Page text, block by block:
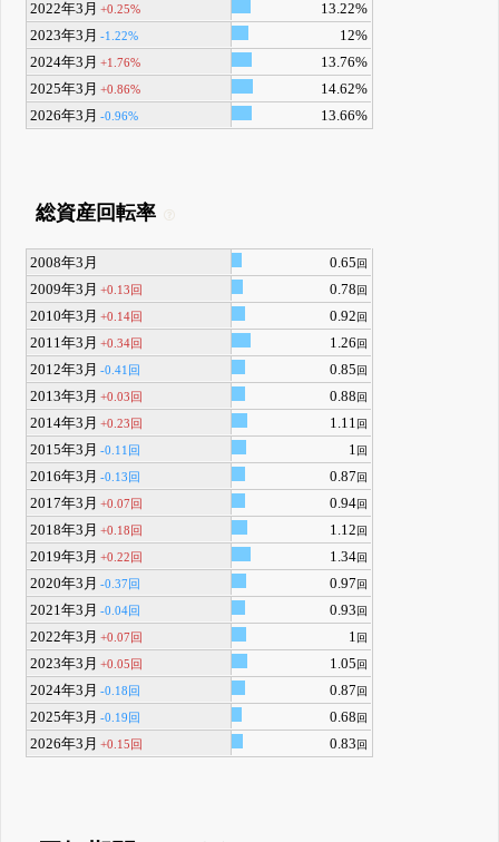
2022年3月 +0.25%
13.22%
2023年3月 -1.22%
12%
2024年3月 +1.76%
13.76%
2025年3月 +0.86%
14.62%
2026年3月 -0.96% 13.66%
総資産回転率
2008年3月 0.65回
2009年3月 +0.13回 0.78回
2010年3月 +0.14回 0.92回
2011年3月 +0.34回 1.26回
2012年3月 -0.41回 0.85回
2013年3月 +0.03回 0.88回
2014年3月 +0.23回 1.11回
2015年3月 -0.11回 1回
2016年3月 -0.13回 0.87回
2017年3月 +0.07回 0.94回
2018年3月 +0.18回 1.12回
2019年3月 +0.22回 1.34回
2020年3月 -0.37回 0.97回
2021年3月 -0.04回 0.93回
2022年3月 +0.07回 1回
2023年3月 +0.05回 1.05回
2024年3月 -0.18回 0.87回
2025年3月 -0.19回 0.68回
2026年3月 +0.15回 0.83回